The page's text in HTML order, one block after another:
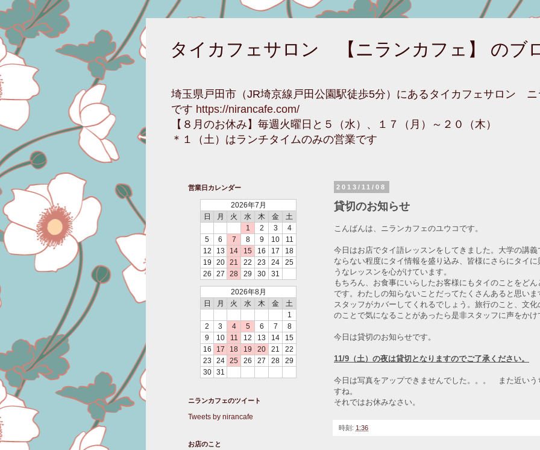
タイカフェサロン 【ニランカフェ】 のブ
埼玉県戸田市（JR埼京線戸田公園駅徒歩5分）にあるタイカフェサロン
です https://nirancafe.com/
【８月のお休み】毎週火曜日と５（水）、１７（月）～２０（木）
＊１（土）はランチタイムのみの営業です
2013/11/08
貸切のお知らせ
こんばんは、ニランカフェのユウコです。
今日はお店でタイ語レッスンをしてきました。大学の講
ならない程度にタイ情報を盛り込み、皆様にさらにタイ
うなレッスンを心がけています。
もちろん、お食事にいらしたお客様にもタイのことをど
です。わたしの知らないことだってたくさんあると思い
スタッフがカバーしてくれるでしょう。旅行のこと、文
のことで気になることがあったら是非スタッフに声をか
今日は貸切のお知らせです。
11/9（土）の夜は貸切となりますのでご了承ください。
今日は写真をアップできませんでした。。。 また近いう
すね。
それではお休みなさい。
時刻: 1:36
営業日カレンダー
2026年7月
日
月 火 水 木 金
土
1
2 3
4
5
6 7 8 9 10
11
12
13 14 15 16 17
18
19
20 21 22 23 24
25
26
27 28 29 30 31
2026年8月
日
月 火 水 木 金
土
1
2
3 4 5 6 7
8
9
10 11 12 13 14
15
16
17 18 19 20 21
22
23
24 25 26 27 28
29
30
31
ニランカフェのツイート
Tweets by nirancafe
お店のこと